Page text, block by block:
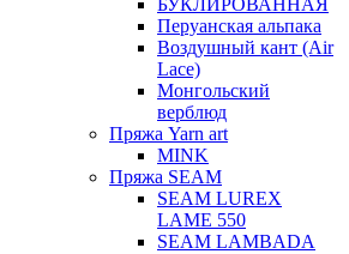
БУКЛИРОВАННАЯ
Перуанская альпака
Воздушный кант (Air
Lace)
Монгольский
верблюд
Пряжа Yarn art
MINK
Пряжа SEAM
SEAM LUREX
LAME 550
SEAM LAMBADA